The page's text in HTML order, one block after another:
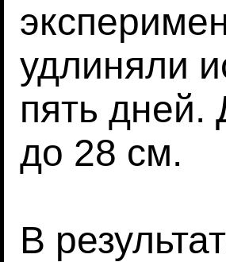
удлиняли
пять дней.
до 28 см.
В